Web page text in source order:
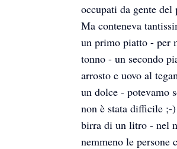
occupati da gente
Ma conteneva
un primo piatto - per
tonno - un secondo
arrosto e uovo al
un dolce - potevamo
non è stata difficile ;-
birra di un litro - nel
nemmeno le persone